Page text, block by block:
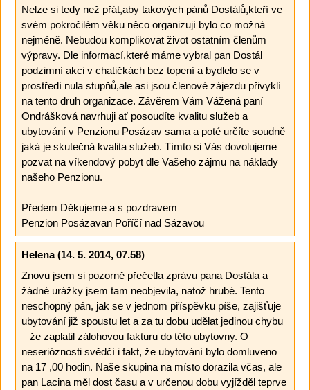
Nelze si tedy než přát,aby takových pánů Dostálů,kteří ve
svém pokročilém věku něco organizují bylo co možná
nejméně. Nebudou komplikovat život ostatním členům
výpravy. Dle informací,které máme vybral pan Dostál
podzimní akci v chatičkách bez topení a bydlelo se v
prostředí nula stupňů,ale asi jsou členové zájezdu přivyklí
na tento druh organizace. Závěrem Vám Vážená paní
Ondrášková navrhuji ať posoudíte kvalitu služeb a
ubytování v Penzionu Posázav sama a poté určíte soudně
jaká je skutečná kvalita služeb. Tímto si Vás dovolujeme
pozvat na víkendový pobyt dle Vašeho zájmu na náklady
našeho Penzionu.
Předem Děkujeme a s pozdravem
Penzion Posázavan Poříčí nad Sázavou
Helena(14. 5. 2014, 07.58)
Znovu jsem si pozorně přečetla zprávu pana Dostála a
žádné urážky jsem tam neobjevila, natož hrubé. Tento
neschopný pán, jak se v jednom příspěvku píše, zajišťuje
ubytování již spoustu let a za tu dobu udělat jedinou chybu
– že zaplatil zálohovou fakturu do této ubytovny. O
neserióznosti svědčí i fakt, že ubytování bylo domluveno
na 17 ,00 hodin. Naše skupina na místo dorazila včas, ale
pan Lacina měl dost času a v určenou dobu vyjížděl teprve